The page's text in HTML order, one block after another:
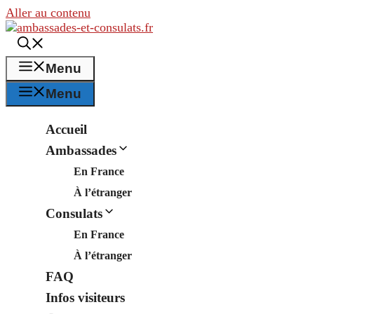
Aller au contenu
Menu
Menu
Accueil
Ambassades
En France
À l’étranger
Consulats
En France
À l’étranger
FAQ
Infos visiteurs